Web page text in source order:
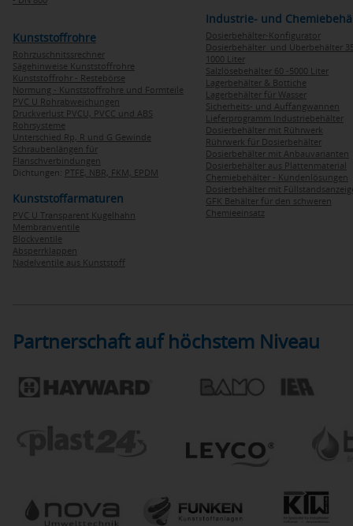
Kunststoffrohre
Rohrzuschnitssrechner
Sägehinweise Kunststoffrohre
Kunststoffrohr - Restebörse
Normung - Kunststoffrohre und Formteile
PVC U Rohrabweichungen
Druckverlust PVCU, PVCC und ABS
Rohrsysteme
Unterschied Rp, R und G Gewinde
Schraubenlängen für
Flanschverbindungen
Dichtungen: PTFE, NBR, FKM, EPDM
Kunststoffarmaturen
PVC U Transparent Kugelhahn
Membranventile
Blockventile
Absperrklappen
Nadelventile aus Kunststoff
Industrie- und
Dosierbehälter-Konfigurator
Dosierbehälter und Überbehälter
1000 Liter
Salzlösebehälter 60 -5000 Liter
Lagerbehälter & Bottiche
Lagerbehälter für Wasser
Sicherheits- und Auffangwannen
Lieferprogramm Industriebehälter
Dosierbehälter mit Rührwerk
Rührwerk für Dosierbehälter
Dosierbehälter mit Anbauvarianten
Dosierbehälter aus Plattenmaterial
Chemiebehälter - Kundenlösungen
Dosierbehälter mit
GFK Behälter für den schweren
Chemieeinsatz
Partnerschaft auf höchstem Niveau